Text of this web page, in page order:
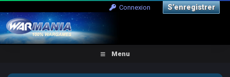
Connexion S’enregistrer
Menu